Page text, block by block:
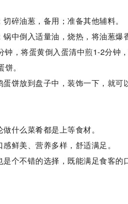
碎油葱，备用；准备其他辅料。
中倒入适量油，烧热，将油葱爆
，将蛋黄倒入蛋清中煎1-2分钟
。
饼放到盘子中，装饰一下，就可
什么菜肴都是上等食材。
鲜美、营养多样，舒适满足。
个不错的选择，既能满足食客的